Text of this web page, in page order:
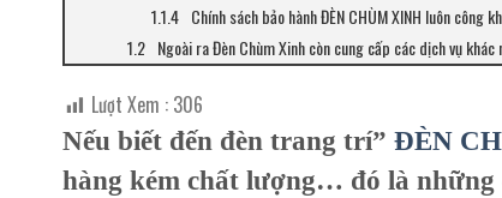
Chính sách bảo hành ĐÈN CHÙM XINH luôn
Ngoài ra Đèn Chùm Xinh còn cung cấp các dịch vụ khác
Lượt Xem : 306
Nếu biết đến đèn trang trí” ĐÈN
hàng kém chất lượng… đó là